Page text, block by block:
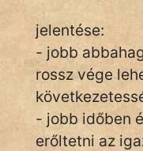
IRODALOM
SZÓLÁS
És
KÖZMONDÁS
jelentése:
- jobb
rossz vége
- jobb időben
erőltetni az